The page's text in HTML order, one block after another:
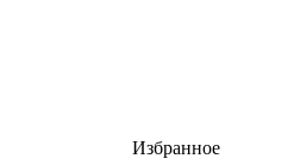
Избранное